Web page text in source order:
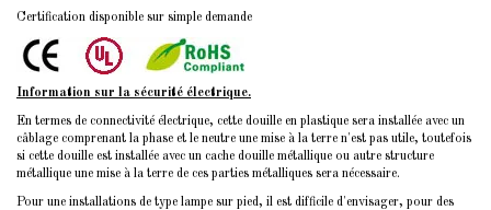
Certification disponible sur simple demande
Information sur la sécurité électrique.
En termes de connectivité électrique, cette douille en plastique sera installée avec un
câblage comprenant la phase et le neutre une mise à la terre n'est pas utile, toutefois
si cette douille est installée avec un cache douille métallique ou autre structure
métallique une mise à la terre de ces parties métalliques sera nécessaire.
Pour une installations de type lampe sur pied, il est difficile d'envisager, pour des